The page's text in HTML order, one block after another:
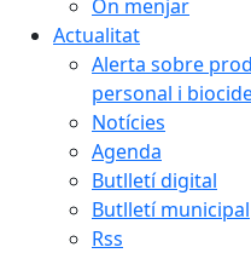
On menjar
Actualitat
Alerta sobre
personal i
Notícies
Agenda
Butlletí digital
Butlletí municipal
Rss